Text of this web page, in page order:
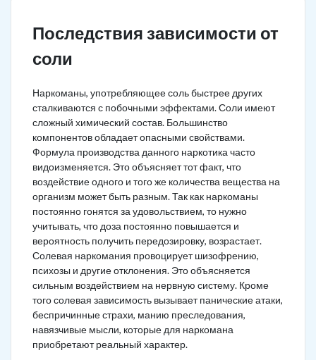
Последствия зависимости от
соли
Наркоманы, употребляющее соль быстрее других
сталкиваются с побочными эффектами. Соли имеют
сложный химический состав. Большинство
компонентов обладает опасными свойствами.
Формула производства данного наркотика часто
видоизменяется. Это объясняет тот факт, что
воздействие одного и того же количества вещества на
организм может быть разным. Так как наркоманы
постоянно гонятся за удовольствием, то нужно
учитывать, что доза постоянно повышается и
вероятность получить передозировку, возрастает.
Солевая наркомания провоцирует шизофрению,
психозы и другие отклонения. Это объясняется
сильным воздействием на нервную систему. Кроме
того солевая зависимость вызывает панические атаки,
беспричинные страхи, манию преследования,
навязчивые мысли, которые для наркомана
приобретают реальный характер.